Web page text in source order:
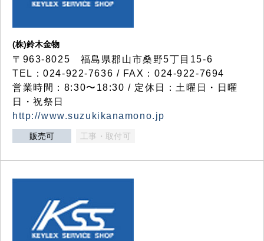
(株)鈴木金物
〒963-8025 福島県郡山市桑野5丁目15-6
TEL：024-922-7636 / FAX：024-922-7694
営業時間：8:30〜18:30 / 定休日：土曜日・日曜
日・祝祭日
http://www.suzukikanamono.jp
販売可 工事・取付可